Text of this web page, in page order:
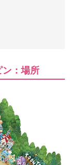
ン：場所